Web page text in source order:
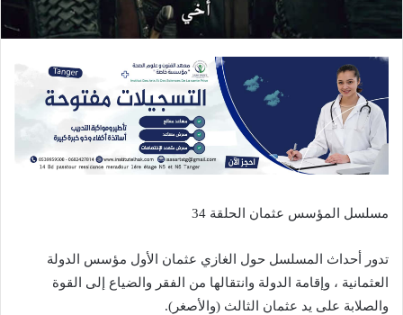
مسلسل المؤسس عثمان الحلقة 34
تدور أحداث المسلسل حول الغازي عثمان الأول مؤسس الدولة
العثمانية ، وإقامة الدولة وانتقالها من الفقر والضياع إلى القوة
والصلابة على يد عثمان الثالث (والأصغر).